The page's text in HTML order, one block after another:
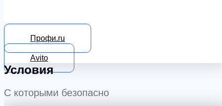
Профи.ru
Avito
Условия
С которыми безопасно